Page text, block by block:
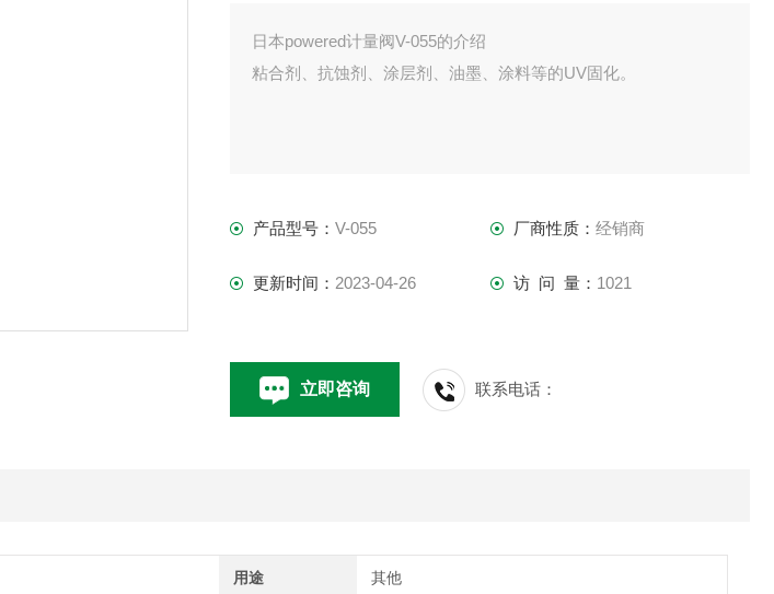
日本powered计量阀V-055的介绍
粘合剂、抗蚀剂、涂层剂、油墨、涂料等的UV固化。
产品型号：V-055 厂商性质： 经销商
更新时间： 2023-04-26 访 问 量： 1021
立即咨询 联系电话：
用途 其他